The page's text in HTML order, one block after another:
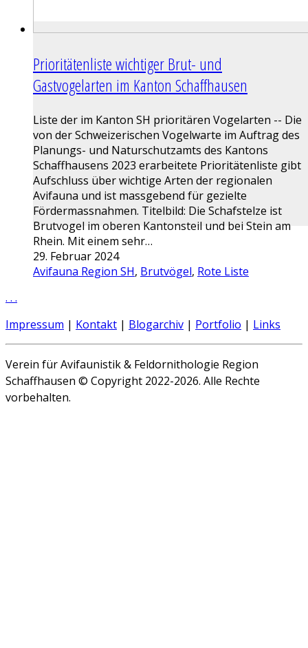
Prioritätenliste wichtiger Brut- und
Gastvogelarten im Kanton Schaffhausen
Liste der im Kanton SH prioritären Vogelarten -- Die
von der Schweizerischen Vogelwarte im Auftrag des
Planungs- und Naturschutzamts des Kantons
Schaffhausens 2023 erarbeitete Prioritätenliste gibt
Aufschluss über wichtige Arten der regionalen
Avifauna und ist massgebend für gezielte
Fördermassnahmen. Titelbild: Die Schafstelze ist
Brutvogel im oberen Kantonsteil und bei Stein am
Rhein. Mit einem sehr…
29. Februar 2024
Avifauna Region SH, Brutvögel, Rote Liste
. . .
Impressum | Kontakt | Blogarchiv | Portfolio | Links
Verein für Avifaunistik & Feldornithologie Region
Schaffhausen © Copyright 2022-2026. Alle Rechte
vorbehalten.